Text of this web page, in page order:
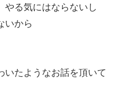
る気にはならないし
いから
たようなお話を頂いて